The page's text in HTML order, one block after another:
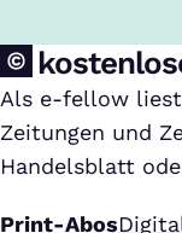
15
Als e-fellow
Zeitungen und
Handelsblatt
Print-Abos